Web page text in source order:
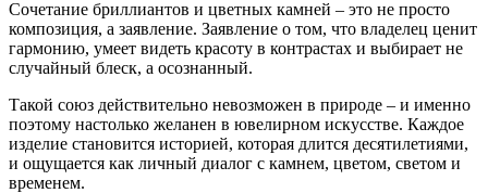
Сочетание бриллиантов и цветных камней – это не просто
композиция, а заявление. Заявление о том, что владелец ценит
гармонию, умеет видеть красоту в контрастах и выбирает не
случайный блеск, а осознанный.
Такой союз действительно невозможен в природе – и именно
поэтому настолько желанен в ювелирном искусстве. Каждое
изделие становится историей, которая длится десятилетиями,
и ощущается как личный диалог с камнем, цветом, светом и
временем.